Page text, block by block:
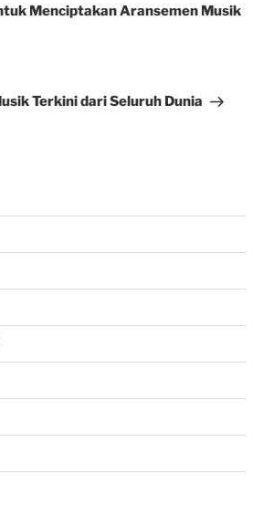
Menciptakan Aransemen Musik
Terkini dari Seluruh Dunia